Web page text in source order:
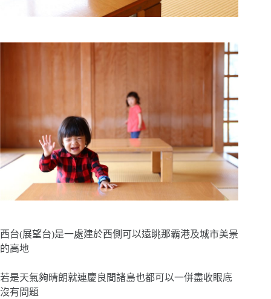
西台(展望台)是一處建於西側可以遠眺那霸港及城市美景
的高地
若是天氣夠晴朗就連慶良間諸島也都可以一併盡收眼底
沒有問題